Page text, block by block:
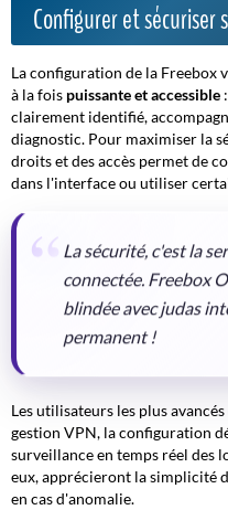
Configurer et sécuriser
La configuration de la Freebox
à la fois puissante et accessible
clairement identifié,
diagnostic. Pour maximiser la
droits et des accès permet de
dans l'interface ou utiliser
La sécurité, c'est la
connectée. Freebox
blindée avec judas
permanent !
Les utilisateurs les plus
gestion VPN, la configuration
surveillance en temps réel des
eux, apprécieront la simplicité
en cas d'anomalie.